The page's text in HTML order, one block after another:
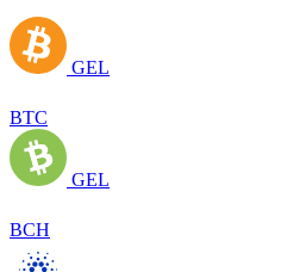
GEL
BTC
GEL
BCH